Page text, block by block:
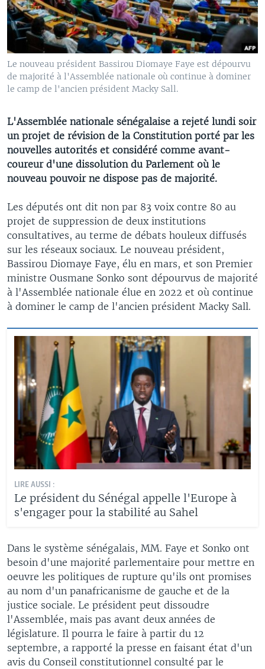
Le nouveau président Bassirou Diomaye Faye est dépourvu
de majorité à l'Assemblée nationale où continue à dominer
le camp de l'ancien président Macky Sall.
L'Assemblée nationale sénégalaise a rejeté lundi soir
un projet de révision de la Constitution porté par les
nouvelles autorités et considéré comme avant-
coureur d'une dissolution du Parlement où le
nouveau pouvoir ne dispose pas de majorité.
Les députés ont dit non par 83 voix contre 80 au
projet de suppression de deux institutions
consultatives, au terme de débats houleux diffusés
sur les réseaux sociaux. Le nouveau président,
Bassirou Diomaye Faye, élu en mars, et son Premier
ministre Ousmane Sonko sont dépourvus de majorité
à l'Assemblée nationale élue en 2022 et où continue
à dominer le camp de l'ancien président Macky Sall.
LIRE AUSSI :
Le président du Sénégal appelle l'Europe à
s'engager pour la stabilité au Sahel
Dans le système sénégalais, MM. Faye et Sonko ont
besoin d'une majorité parlementaire pour mettre en
oeuvre les politiques de rupture qu'ils ont promises
au nom d'un panafricanisme de gauche et de la
justice sociale. Le président peut dissoudre
l'Assemblée, mais pas avant deux années de
législature. Il pourra le faire à partir du 12
septembre, a rapporté la presse en faisant état d'un
avis du Conseil constitutionnel consulté par le